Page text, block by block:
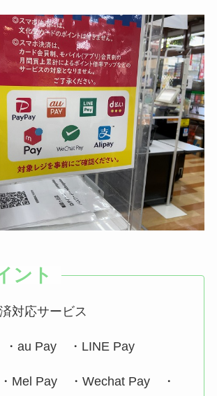
対応サービス
・au Pay ・LINE Pay
Mel Pay ・Wechat Pay ・